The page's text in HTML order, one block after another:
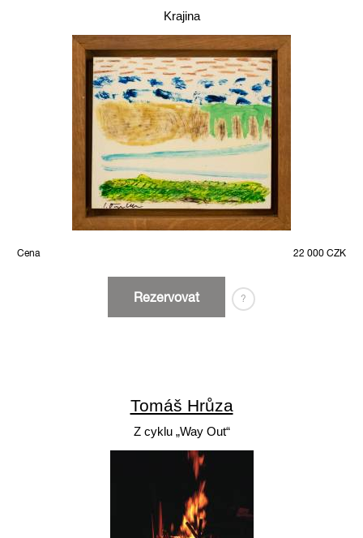
Krajina
Cena 22 000 CZK
Rezervovat ?
Tomáš Hrůza
Z cyklu „Way Out“